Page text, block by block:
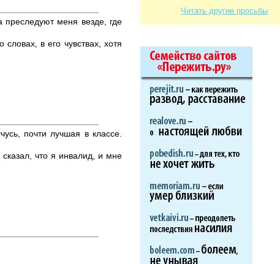
преследуют меня везде, где
в его чувствах, хотя
почти лучшая в классе.
что я инвалид, и мне
Читать другие просьбы